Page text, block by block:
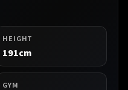
HEIGHT
191cm
GYM